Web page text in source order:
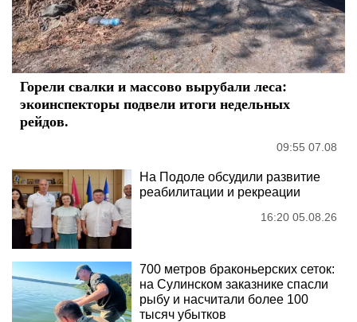
Горели свалки и массово вырубали леса:
экоинспекторы подвели итоги недельных
рейдов.
09:55 07.08
На Подоле обсудили развитие
реабилитации и рекреации
16:20 05.08.26
700 метров браконьерских сеток:
на Сулинском заказнике спасли
рыбу и насчитали более 100
тысяч убытков